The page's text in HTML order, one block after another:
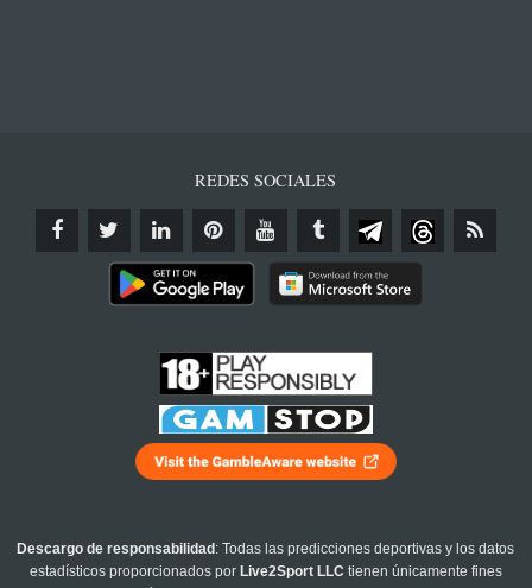
REDES SOCIALES
Descargo de responsabilidad : Todas las predicciones deportivas y los datos
estadísticos proporcionados por Live2Sport LLC tienen únicamente fines